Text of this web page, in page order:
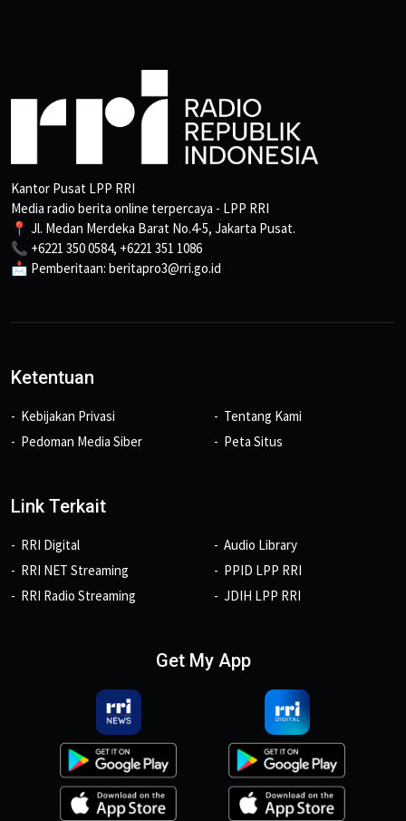
Kantor Pusat LPP RRI
Media radio berita online terpercaya - LPP RRI
📍 Jl. Medan Merdeka Barat No.4-5, Jakarta Pusat.
📞 +6221 350 0584, +6221 351 1086
📩 Pemberitaan: beritapro3@rri.go.id
Ketentuan
Kebijakan Privasi
Pedoman Media Siber
Tentang Kami
Peta Situs
Link Terkait
RRI Digital
RRI NET Streaming
RRI Radio Streaming
Audio Library
PPID LPP RRI
JDIH LPP RRI
Get My App